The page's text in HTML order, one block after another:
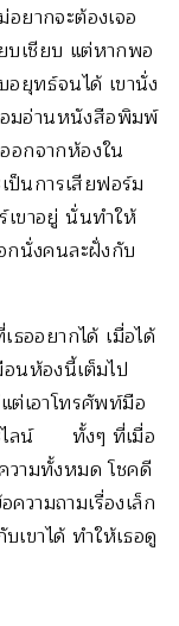
ยากจะต้องเจอ
บเชียบ แต่หากพอ
อยุทธ์จนได้ เขานั่ง
มอ่านหนังสือพิมพ์
อกจากห้องใน
นการเสียฟอร์ม
เขาอยู่ นั่นทำให้
กนั่งคนละฝั่งกับ
ธออยากได้ เมื่อได้
นห้องนี้เต็มไป
ต่เอาโทรศัพท์มือ
ะไลน์ ทั้งๆ ที่เมื่อ
วามทั้งหมด โชคดี
วามถามเรื่องเล็ก
ขาได้ ทำให้เธอดู